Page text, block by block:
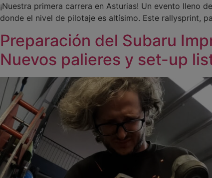
¡Nuestra primera carrera en Asturias! Un evento lleno
donde el nivel de pilotaje es altísimo. Este rallysprint,
Preparación del Subaru
Nuevos palieres y set-up